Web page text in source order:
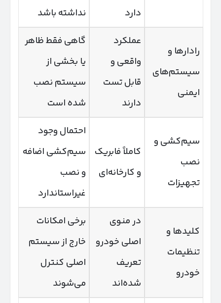
دارد
نداشته باشد
رادارها و
سیستم‌های
ایمنی
عملکرد
واقعی و
قابل تست
دارند
گاهی فقط ظاهر
یا بخشی از
سیستم نصب
شده است
سیم‌کشی و
نصب
تجهیزات
کاملاً فابریک
و کارخانه‌ای
احتمال وجود
سیم‌کشی اضافه
و نصب
غیراستاندارد
کلیدها و
تنظیمات
خودرو
در منوی
اصلی خودرو
تعریف
شده‌اند
برخی امکانات
خارج از سیستم
اصلی کنترل
می‌شوند